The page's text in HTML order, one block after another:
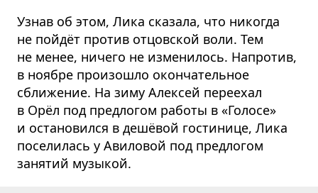
Узнав об этом, Лика сказала, что никогда
не пойдёт против отцовской воли. Тем
не менее, ничего не изменилось. Напротив,
в ноябре произошло окончательное
сближение. На зиму Алексей переехал
в Орёл под предлогом работы в «Голосе»
и остановился в дешёвой гостинице, Лика
поселилась у Авиловой под предлогом
занятий музыкой.